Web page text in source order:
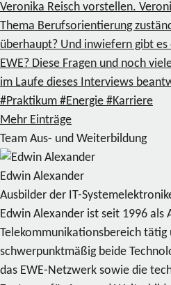
Veronika Reisch vorstellen.
Thema Berufsorientierung
überhaupt? Und inwiefern gibt es
EWE? Diese Fragen und noch
im Laufe dieses Interviews
#Praktikum #Energie #Karriere
Mehr Einträge
Team Aus- und Weiterbildung
Edwin Alexander
Ausbilder der IT-
Edwin Alexander ist seit 1996 als
Telekommunikationsbereich tätig
schwerpunktmäßig beide
das EWE-Netzwerk sowie die